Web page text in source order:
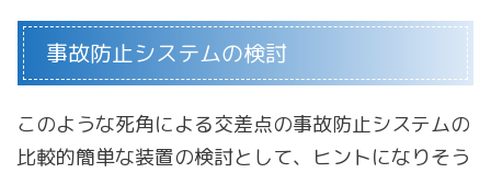
事故防止システムの検討
このような死角による交差点の事故防止システムの
比較的簡単な装置の検討として、ヒントになりそう